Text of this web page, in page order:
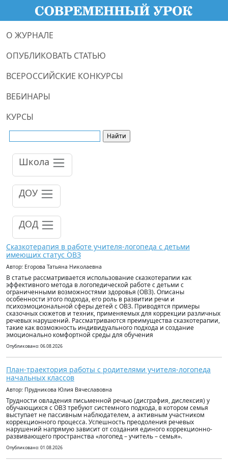
О ЖУРНАЛЕ
ОПУБЛИКОВАТЬ СТАТЬЮ
ВСЕРОССИЙСКИЕ КОНКУРСЫ
ВЕБИНАРЫ
КУРСЫ
Школа
ДОУ
ДОД
Сказкотерапия в работе учителя-логопеда с детьми
имеющих статус ОВЗ
Автор: Егорова Татьяна Николаевна
В статье рассматривается использование сказкотерапии как
эффективного метода в логопедической работе с детьми с
ограниченными возможностями здоровья (ОВЗ). Описаны
особенности этого подхода, его роль в развитии речи и
психоэмоциональной сферы детей с ОВЗ. Приводятся примеры
сказочных сюжетов и техник, применяемых для коррекции различных
речевых нарушений. Рассматриваются преимущества сказкотерапии,
такие как возможность индивидуального подхода и создание
эмоционально комфортной среды для обучения
Опубликовано: 06.08.2026
План-траектория работы с родителями учителя-логопеда
начальных классов
Автор: Прудникова Юлия Вячеславовна
Трудности овладения письменной речью (дисграфия, дислексия) у
обучающихся с ОВЗ требуют системного подхода, в котором семья
выступает не пассивным наблюдателем, а активным участником
коррекционного процесса. Успешность преодоления речевых
нарушений напрямую зависит от создания единого коррекционно-
развивающего пространства «логопед – учитель – семья».
Опубликовано: 01.08.2026